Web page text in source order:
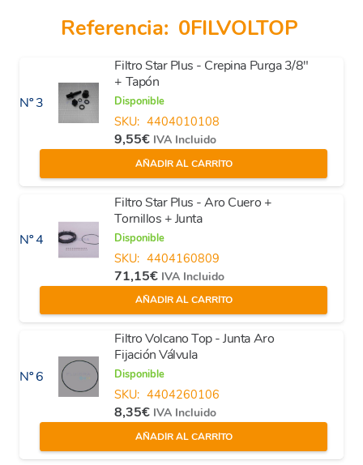
Referencia: 0FILVOLTOP
Nº 3
Filtro Star Plus - Crepina Purga 3/8"
+ Tapón
Disponible
SKU: 4404010108
9,55€ IVA Incluido
AÑADIR AL CARRITO
Nº 4
Filtro Star Plus - Aro Cuero +
Tornillos + Junta
Disponible
SKU: 4404160809
71,15€ IVA Incluido
AÑADIR AL CARRITO
Nº 6
Filtro Volcano Top - Junta Aro
Fijación Válvula
Disponible
SKU: 4404260106
8,35€ IVA Incluido
AÑADIR AL CARRITO